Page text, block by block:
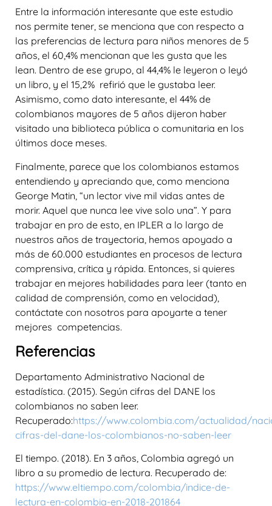
Entre la información interesante que este estudio
nos permite tener, se menciona que con respecto a
las preferencias de lectura para niños menores de 5
años, el 60,4% mencionan que les gusta que les
lean. Dentro de ese grupo, al 44,4% le leyeron o leyó
un libro, y el 15,2% refirió que le gustaba leer.
Asimismo, como dato interesante, el 44% de
colombianos mayores de 5 años dijeron haber
visitado una biblioteca pública o comunitaria en los
últimos doce meses.
Finalmente, parece que los colombianos estamos
entendiendo y apreciando que, como menciona
George Matin, “un lector vive mil vidas antes de
morir. Aquel que nunca lee vive solo una”. Y para
trabajar en pro de esto, en IPLER a lo largo de
nuestros años de trayectoria, hemos apoyado a
más de 60.000 estudiantes en procesos de lectura
comprensiva, crítica y rápida. Entonces, si quieres
trabajar en mejores habilidades para leer (tanto en
calidad de comprensión, como en velocidad),
contáctate con nosotros para apoyarte a tener
mejores competencias.
Referencias
Departamento Administrativo Nacional de
estadística. (2015). Según cifras del DANE los
colombianos no saben leer.
Recuperado:https://www.colombia.com/actualidad/
cifras-del-dane-los-colombianos-no-saben-leer
El tiempo. (2018). En 3 años, Colombia agregó un
libro a su promedio de lectura. Recuperado de:
https://www.eltiempo.com/colombia/indice-de-
lectura-en-colombia-en-2018-201864